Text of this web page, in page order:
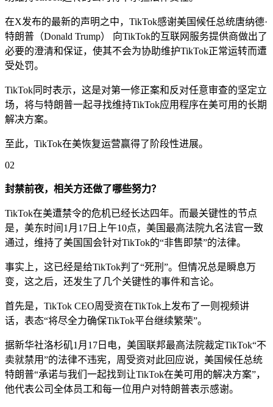
在X发布的最新的声明之中，TikTok感谢美国候任总统唐纳德·
特朗普（Donald Trump） 向TikTok的互联网服务提供商做出了
必要的澄清和保证，使其不会为协助维护TikTok正常运转而遭
受处罚。
TikTok同时表示，这是对第一修正案和反对任意审查的坚定立
场，将与特朗普一起寻找维持TikTok应用程序在美可用的长期
解决方案。
至此，TikTok在美恢复运营赢得了阶段性进展。
02
封禁前夜，相关方还做了哪些努力？
TikTok在美遭禁令的危机已经长达四年。而最关键性的节点
是，美东时间1月17日上午10点，美国最高法院九名法官一致
通过，维持了美国国会针对TikTok的“非售即禁”的法律。
事实上，这已经是给TikTok判了“死刑”。但情况总是瞬息万
变，这之后，还发生了几个关键性的事件和言论。
首先是，TikTok CEO周受资在TikTok上发布了一则视频讲
话，表态“将尽全力确保TikTok平台继续繁荣”。
据新华社洛杉矶1月17日电，美国联邦最高法院裁定TikTok“不
卖就禁用”的法律不违宪，周受资对此回应说，美国候任总统
特朗普“承诺与我们一起找到让TikTok在美可用的解决方案”，
他代表公司全体员工和每一位用户对特朗普表示感谢。